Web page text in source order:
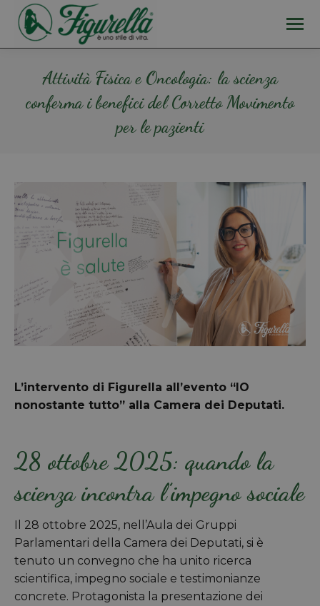
Attività Fisica e Oncologia: la scienza
conferma i benefici del Corretto Movimento
per le pazienti
L’intervento di Figurella all’evento “IO
nonostante tutto” alla Camera dei Deputati.
28 ottobre 2025: quando la
scienza incontra l’impegno sociale
Il 28 ottobre 2025, nell’Aula dei Gruppi
Parlamentari della Camera dei Deputati, si è
tenuto un convegno che ha unito ricerca
scientifica, impegno sociale e testimonianze
concrete. Protagonista la presentazione dei